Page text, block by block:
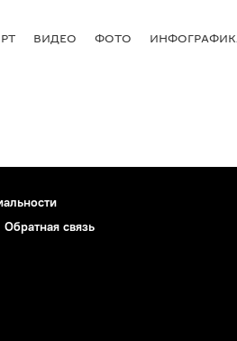
ВИДЕО ФОТО
Обратная связь